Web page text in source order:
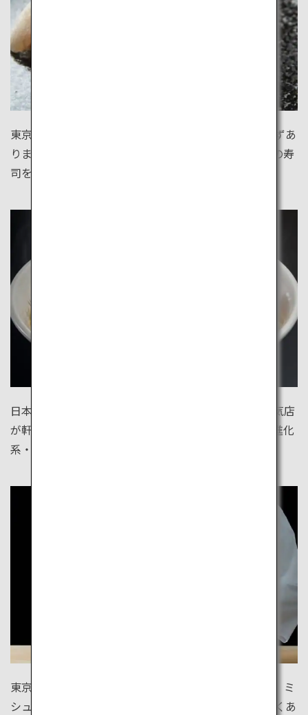
東京は寿司発祥の地。どこの街にも自慢のすし屋が必ずあ
ります。日本中から新鮮なネタの集まる東京で、本場の寿
司を堪能しましょう。
日本中にある絶品ご当地ラーメン。東京は日本中の人気店
が軒を連ねるラーメン激戦区です。老舗のあの店も、進化
系・旬のあの店も、東京で。
東京の食の実力は、あのミシュランが証明しています。ミ
シュランの星を獲得したレストランが、世界で最も多くあ